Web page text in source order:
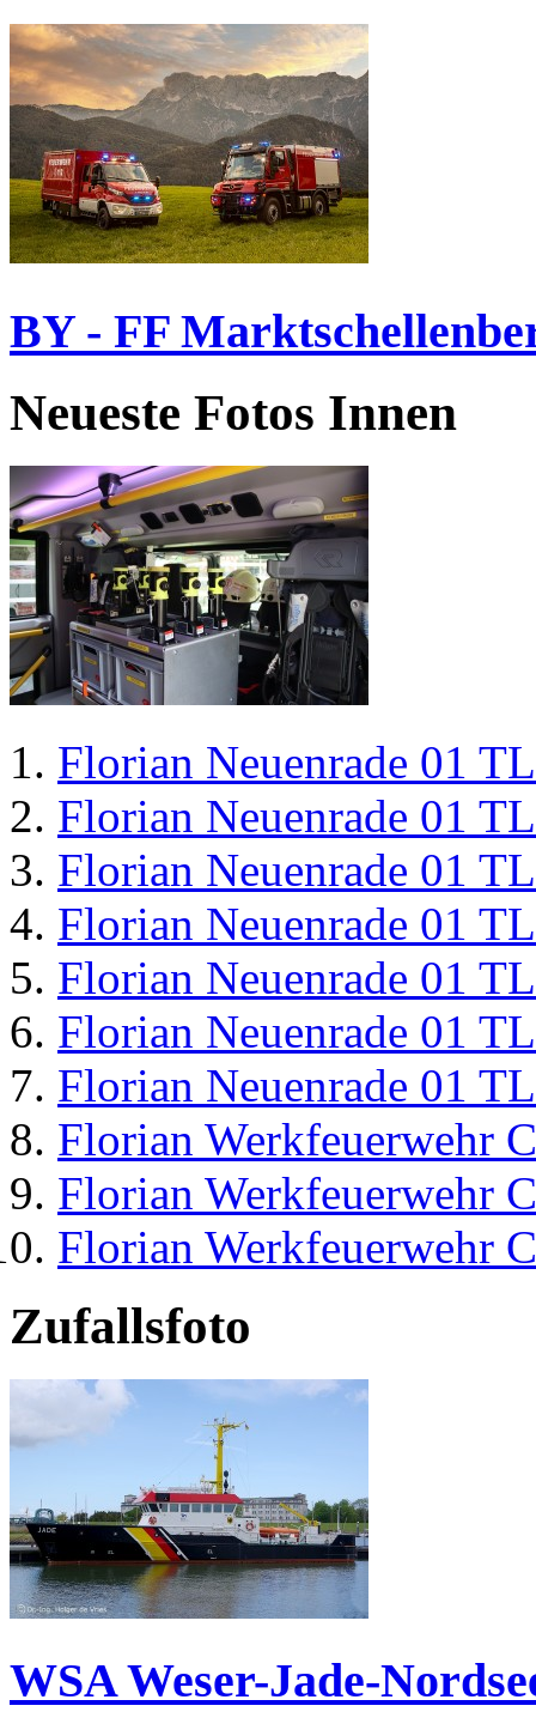
BY - FF
Neueste Fotos Innen
Florian Neuenrade 01
Florian Neuenrade 01
Florian Neuenrade 01
Florian Neuenrade 01
Florian Neuenrade 01
Florian Neuenrade 01
Florian Neuenrade 01
Florian Werkfeuerwehr
Florian Werkfeuerwehr
Florian Werkfeuerwehr
Zufallsfoto
WSA Weser-Jade-